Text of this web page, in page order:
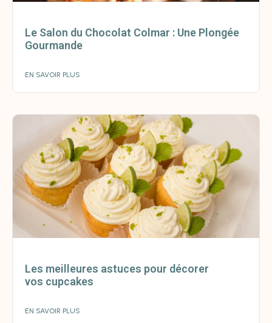
Le Salon du Chocolat Colmar : Une Plongée
Gourmande
EN SAVOIR PLUS
Les meilleures astuces pour décorer
vos cupcakes
EN SAVOIR PLUS